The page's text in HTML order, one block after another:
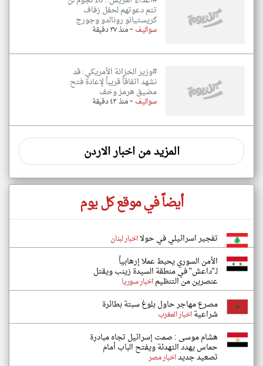
تتم دعوتهم لحفل زفاف
كريستيانو رونالدو وجورج
سواليف-منذ ٣٧ دقيقة
#وزير الخزانة الأمريكي: قد
نشهد اتفاقاً قريباً لإعادة فتح
مضيق هرمز وخف
سواليف -منذ ٤٣ دقيقة
المزيد من اخبار الاردن
أيضاً في موقع كل يوم
تفجير اسرائيلي في حولااخبار لبنان
الأمن السوري يحبط عملا إرهابياً
لـ"داعش" في منطقة السيدة زينب ويقتل
عنصرين من التنظيماخبار سوريا
مصرع مهاجر حاول بلوغ سبتة بطائرة
شراعيةاخبار المغرب
هشام موسى : صمت إسرائيل تجاه مبادرة
حماس يهدد التهدئة ويفتح الباب أمام
تصعيد جديداخبار مصر